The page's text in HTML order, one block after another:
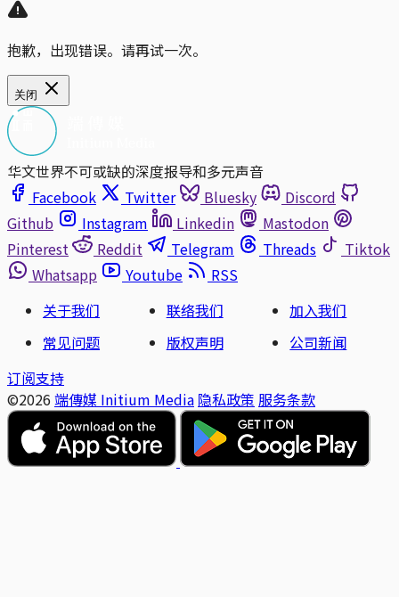
抱歉，出现错误。请再试一次。
关闭
华文世界不可或缺的深度报导和多元声音
Facebook
Twitter Bluesky
Discord
Github
Instagram Linkedin
Mastodon
Pinterest
Reddit Telegram Threads
Tiktok
Whatsapp
Youtube
RSS
关于我们
联络我们
加入我们
常见问题
版权声明
公司新闻
订阅支持
©2026 端傳媒 Initium Media 隐私政策 服务条款